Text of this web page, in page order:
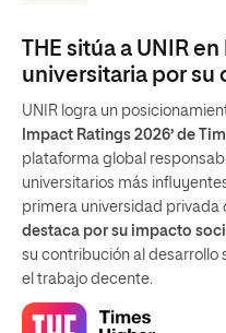
THE sitúa a UNIR
universitaria por su
UNIR logra un
Impact Ratings 2026’ de
plataforma global
universitarios más
primera universidad privada
destaca por su impacto
su contribución al desarrollo
el trabajo decente.